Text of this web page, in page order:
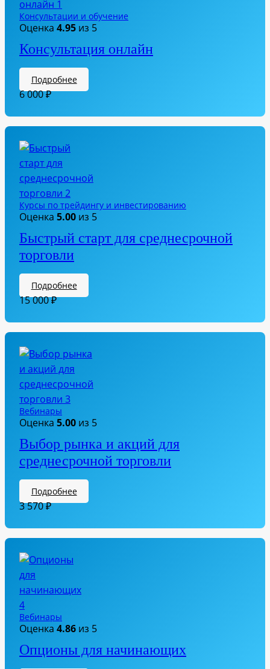
Консультации и обучение
Оценка 4.95 из 5
Консультация онлайн
Подробнее
6 000₽
Курсы по трейдингу и инвестированию
Оценка 5.00 из 5
Быстрый старт для среднесрочной
торговли
Подробнее
15 000₽
Вебинары
Оценка 5.00 из 5
Выбор рынка и акций для
среднесрочной торговли
Подробнее
3 570₽
Вебинары
Оценка 4.86 из 5
Опционы для начинающих